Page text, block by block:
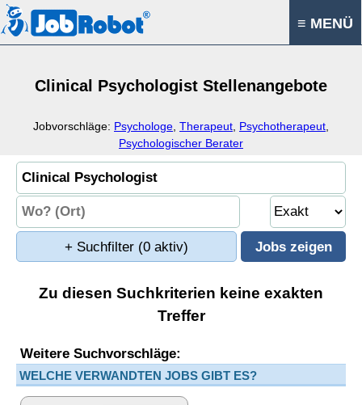
≡ MENÜ
Clinical Psychologist Stellenangebote
Jobvorschläge: Psychologe Therapeut Psychotherapeut
Psychologischer Berater
+ Suchfilter (0 aktiv)
Zu diesen Suchkriterien keine exakten
Treffer
Weitere Suchvorschläge:
WELCHE VERWANDTEN JOBS GIBT ES?